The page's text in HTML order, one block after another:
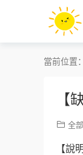
當前位置：
【
全
【